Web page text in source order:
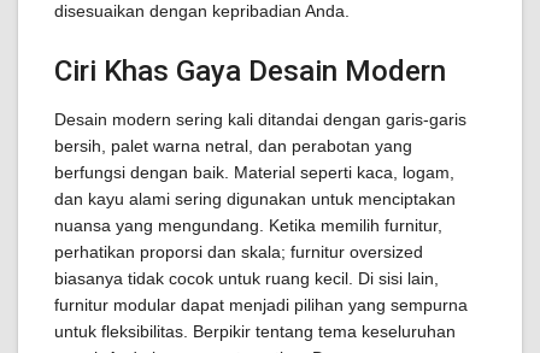
disesuaikan dengan kepribadian Anda.
Ciri Khas Gaya Desain Modern
Desain modern sering kali ditandai dengan garis-garis
bersih, palet warna netral, dan perabotan yang
berfungsi dengan baik. Material seperti kaca, logam,
dan kayu alami sering digunakan untuk menciptakan
nuansa yang mengundang. Ketika memilih furnitur,
perhatikan proporsi dan skala; furnitur oversized
biasanya tidak cocok untuk ruang kecil. Di sisi lain,
furnitur modular dapat menjadi pilihan yang sempurna
untuk fleksibilitas. Berpikir tentang tema keseluruhan